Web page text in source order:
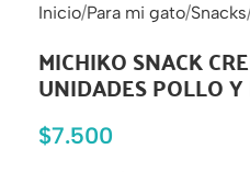
Inicio Para mi gato Snacks
MICHIKO SNACK
UNIDADES POLLO
$7.500